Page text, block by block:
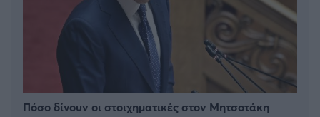
Πόσο δίνουν οι στοιχηματικές στον Μητσοτάκη